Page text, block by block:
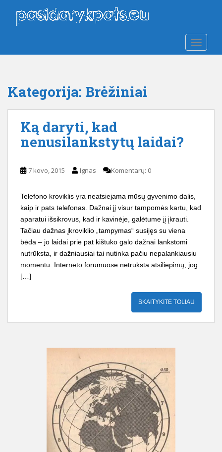
Kategorija: Brėžiniai
Ką daryti, kad
nenusilankstytų laidai?
7 kovo, 2015 Ignas Komentarų: 0
Telefono kroviklis yra neatsiejama mūsų gyvenimo dalis,
kaip ir pats telefonas. Dažnai jį visur tampomės kartu, kad
aparatui išsikrovus, kad ir kavinėje, galėtume jį įkrauti.
Tačiau dažnas įkroviklio „tampymas“ susijęs su viena
bėda – jo laidai prie pat kištuko galo dažnai lankstomi
nutrūksta, ir dažniausiai tai nutinka pačiu nepalankiausiu
momentu. Interneto forumuose netrūksta atsiliepimų, jog
[…]
SKAITYKITE TOLIAU